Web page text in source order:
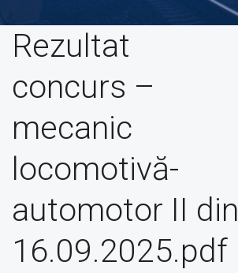
Rezultat
concurs –
mecanic
locomotivă-
automotor II din
16.09.2025.pdf